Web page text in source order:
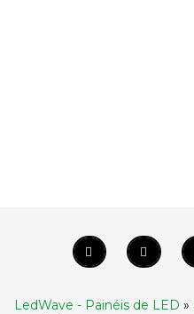
LedWave - Painéis de LED »